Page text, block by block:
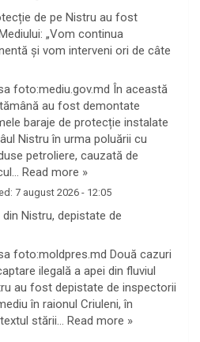
de pe Nistru au fost
„Vom continua
și vom interveni ori de câte
foto:mediu.gov.md În această
au fost demontate
baraje de protecție instalate
Nistru în urma poluării cu
petroliere, cauzată de
Read more »
7 august 2026 - 12:05
Nistru, depistate de
foto:moldpres.md Două cazuri
ilegală a apei din fluviul
au fost depistate de inspectorii
în raionul Criuleni, în
stării… Read more »